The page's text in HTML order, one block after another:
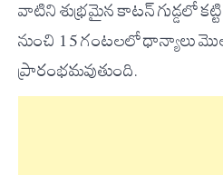
వాటిని శుభ్రమైన కాటన్ గుడ్డలో
నుంచి 15 గంటలలో ధాన్యాలు
ప్రారంభమవుతుంది.